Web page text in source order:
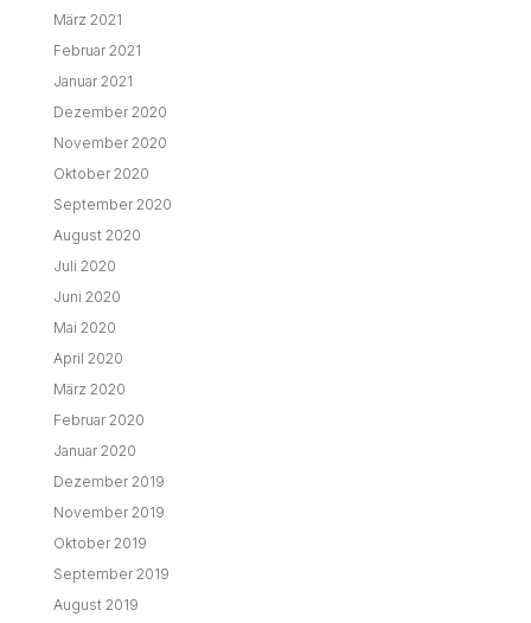
März 2021
Februar 2021
Januar 2021
Dezember 2020
November 2020
Oktober 2020
September 2020
August 2020
Juli 2020
Juni 2020
Mai 2020
April 2020
März 2020
Februar 2020
Januar 2020
Dezember 2019
November 2019
Oktober 2019
September 2019
August 2019